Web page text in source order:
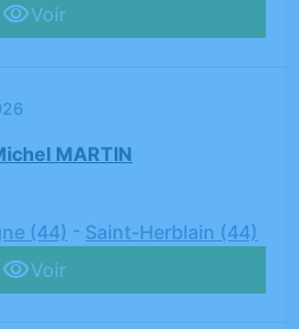
Voir
MARTIN
(44) - Saint-Herblain (44)
Voir